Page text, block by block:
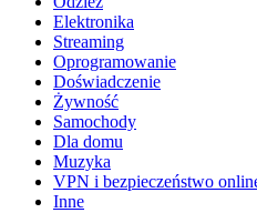
Elektronika
Streaming
Oprogramowanie
Doświadczenie
Żywność
Samochody
Dla domu
Muzyka
VPN i bezpieczeństwo
Inne